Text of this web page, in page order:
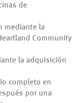
de
mediante la
Community
la adquisición
completo en
por una